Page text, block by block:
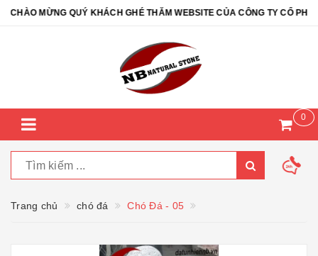
MỪNG QUÝ KHÁCH GHÉ THĂM WEBSITE CỦA CÔNG TY CỔ
0
Trang chủ chó đá Chó Đá - 05